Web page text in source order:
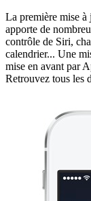
La première mise
apporte de
contrôle de Siri,
calendrier... Une
mise en avant par
Retrouvez tous les